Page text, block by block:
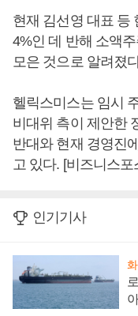
현재 김선영 대표 등
4%인 데 반해 소액
모은 것으로 알려졌
헬릭스미스는 임시
비대위 측이 제안한
반대와 현재 경영진
고 있다. [비즈니스
인기기사